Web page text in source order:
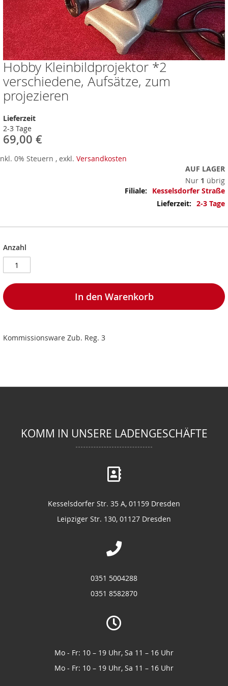
Hobby Kleinbildprojektor *2
verschiedene, Aufsätze, zum
projezieren
Lieferzeit
2-3 Tage
69,00 €
0% Steuern , exkl. Versandkosten
AUF LAGER
Nur 1 übrig
Mehr
Informationen
Kesselsdorfer Straße
2-3 Tage
Anzahl
In den Warenkorb
Kommissionsware Zub. Reg. 3
Zum
Anfang
der
Bildergalerie
springen
KOMM IN UNSERE LADENGESCHÄFTE
Kesselsdorfer Str. 35 A, 01159 Dresden
Leipziger Str. 130, 01127 Dresden
0351 5004288
0351 8582870
Mo - Fr: 10 – 19 Uhr, Sa 11 – 16 Uhr
Mo - Fr: 10 – 19 Uhr, Sa 11 – 16 Uhr